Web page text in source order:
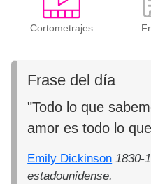
Cortometrajes
Frase del día
"Todo lo que
amor es todo lo
Emily Dickinson 1830-
estadounidense.